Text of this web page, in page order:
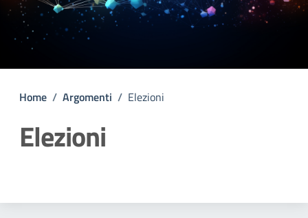
Home / Argomenti / Elezioni
Elezioni